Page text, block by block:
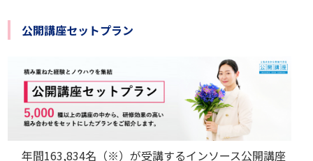
公開講座セットプラン
年間163,834名（※）が受講するインソース公開講座